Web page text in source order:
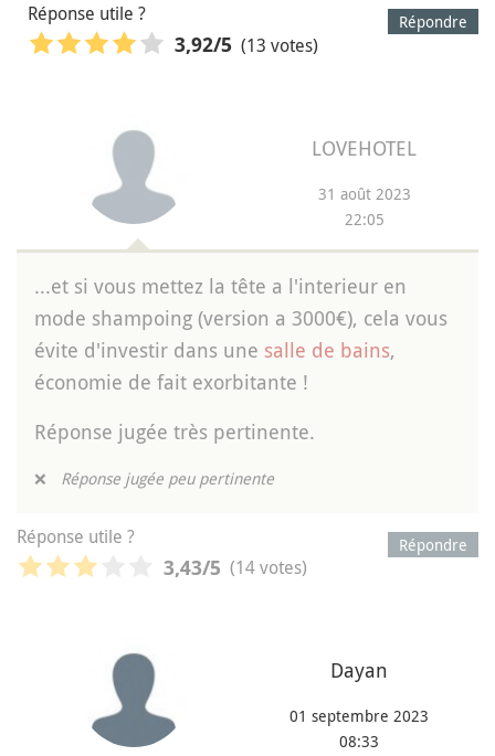
Répondre
Réponse utile ?
3,92/5 (13 votes)
LOVEHOTEL
31 août 2023
22:05
...et si vous mettez la tête a l'interieur en
mode shampoing (version a 3000€), cela vous
évite d'investir dans une salle de bains,
économie de fait exorbitante !
Réponse jugée très pertinente.
❌ Réponse jugée peu pertinente
Répondre
Réponse utile ?
3,43/5 (14 votes)
Dayan
01 septembre 2023
08:33